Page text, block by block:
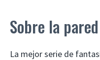
Sobre la
La mejor serie de